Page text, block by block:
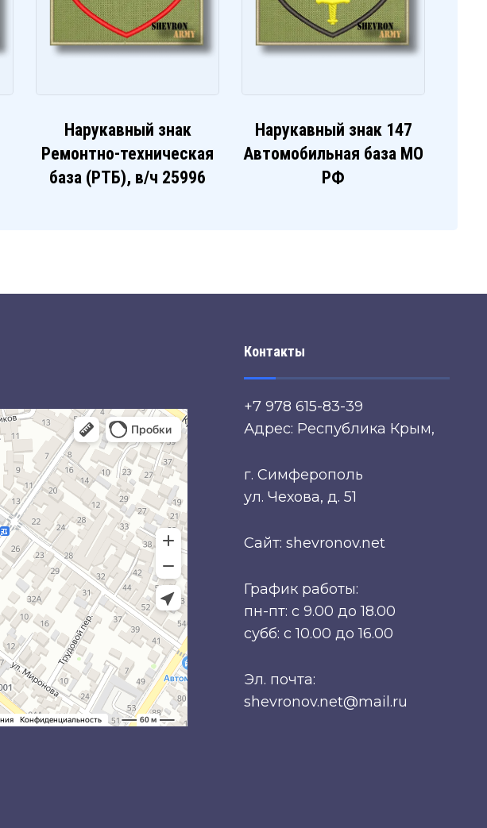
Нарукавный знак
Ремонтно-техническая
база (РТБ), в/ч 25996
Нарукавный знак 147
Автомобильная база МО
РФ
Контакты
+7 978 615-83-39
Адрес: Республика Крым,
г. Симферополь
ул. Чехова, д. 51
Сайт: shevronov.net
График работы:
пн-пт: с 9.00 до 18.00
субб: с 10.00 до 16.00
Эл. почта:
shevronov.net@mail.ru